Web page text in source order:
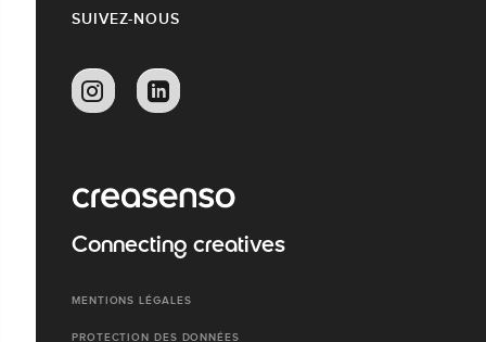
SUIVEZ-NOUS
Connecting creatives
MENTIONS LÉGALES
PROTECTION DES DONNÉES